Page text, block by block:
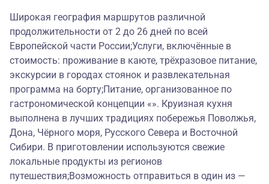
Широкая география маршрутов различной
продолжительности от 2 до 26 дней по всей
Европейской части России;Услуги, включённые в
стоимость: проживание в каюте, трёхразовое питание,
экскурсии в городах стоянок и развлекательная
программа на борту;Питание, организованное по
гастрономической концепции «». Круизная кухня
выполнена в лучших традициях побережья Поволжья,
Дона, Чёрного моря, Русского Севера и Восточной
Сибири. В приготовлении используются свежие
локальные продукты из регионов
путешествия;Возможность отправиться в один из —